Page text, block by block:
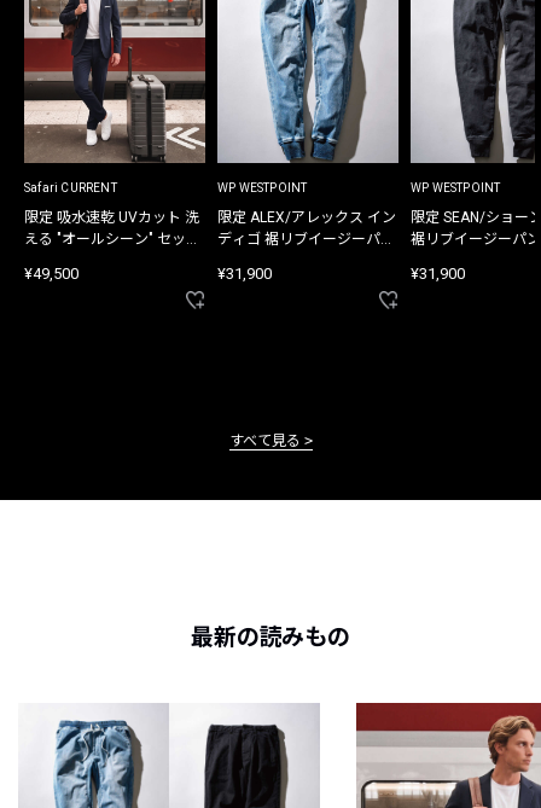
Safari CURRENT
限定 吸水速乾 UVカット 洗
える "オールシーン" セット
¥49,500
WP WESTPOINT
限定 ALEX/アレックス イン
ディゴ 裾リブイージーパン
¥31,900
WP WESTPOINT
限定 SEAN/ショー
裾リブイージーパ
¥31,900
すべて見る
最新の読みもの